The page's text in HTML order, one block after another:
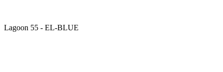
Lagoon 55 - EL-BLUE